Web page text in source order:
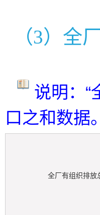
（3）全
说明：“
口之和数据。
全厂有组织排放